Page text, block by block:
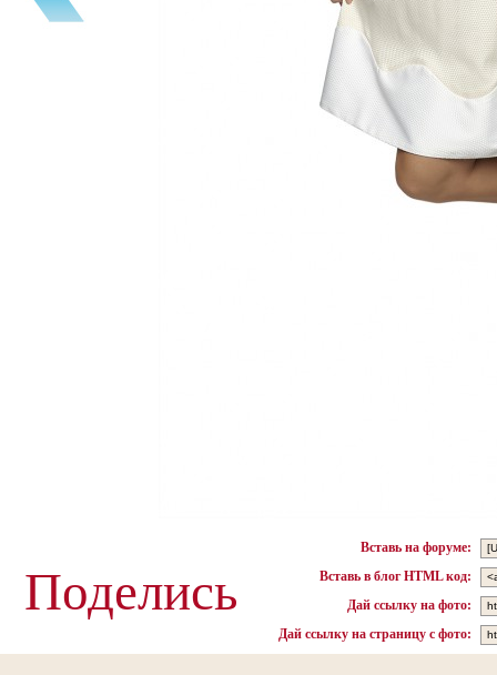
Поделись
Вставь на форуме:
Вставь в блог HTML код:
Дай ссылку на фото:
Дай ссылку на страницу с фото: